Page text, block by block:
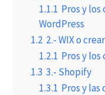
1.1.1 Pros y los
WordPress
1.2 2.- WIX o
1.2.1 Pros y los
1.3 3.- Shopify
1.3.1 Pros y